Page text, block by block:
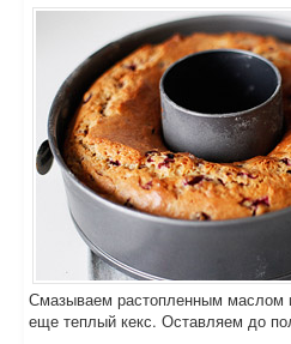
Смазываем растопленным маслом
еще теплый кекс. Оставляем до